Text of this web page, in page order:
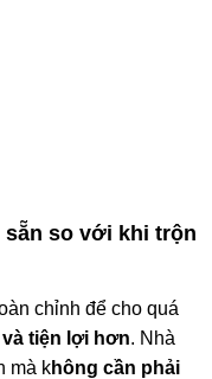
sẵn so với khi trộn
chỉnh để cho quá
tiện lợi hơn. Nhà
mà không cần phải